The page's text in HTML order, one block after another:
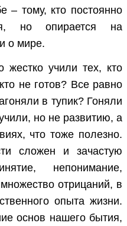
– тому, кто постоянно
но опирается на
о мире.
учили тех, кто
не готов? Все равно
в тупик? Гоняли
но не развитию, а
что тоже полезно.
сложен и зачастую
непонимание,
отрицаний, в
опыта жизни.
основ нашего бытия,